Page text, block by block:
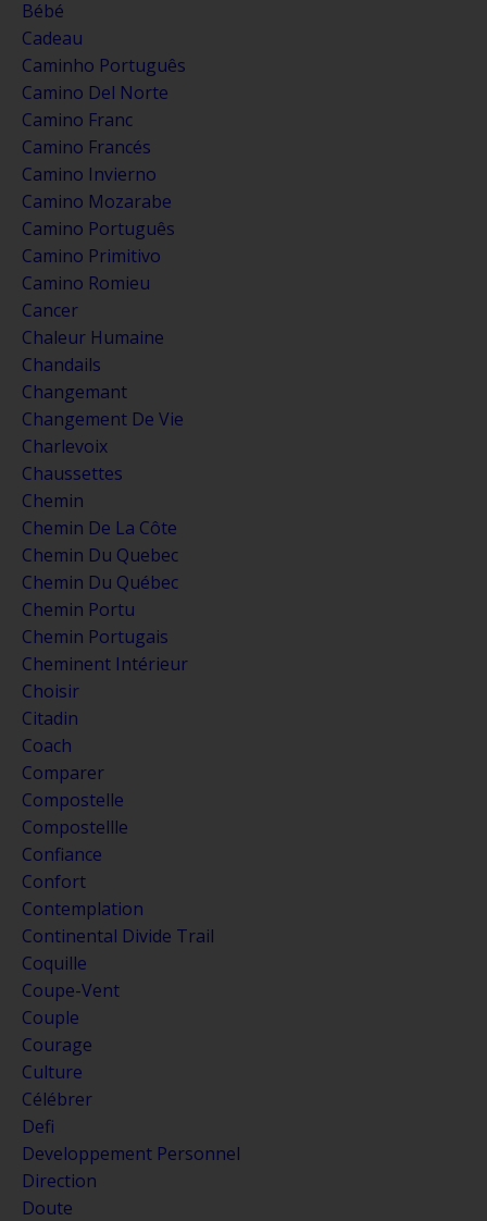
Bébé
Cadeau
Caminho Português
Camino Del Norte
Camino Franc
Camino Francés
Camino Invierno
Camino Mozarabe
Camino Português
Camino Primitivo
Camino Romieu
Cancer
Chaleur Humaine
Chandails
Changemant
Changement De Vie
Charlevoix
Chaussettes
Chemin
Chemin De La Côte
Chemin Du Quebec
Chemin Du Québec
Chemin Portu
Chemin Portugais
Cheminent Intérieur
Choisir
Citadin
Coach
Comparer
Compostelle
Compostellle
Confiance
Confort
Contemplation
Continental Divide Trail
Coquille
Coupe-Vent
Couple
Courage
Culture
Célébrer
Defi
Developpement Personnel
Direction
Doute